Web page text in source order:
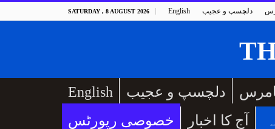
SATURDAY , 8 AUGUST 2026 English دلچسپ و عجیب
English دلچسپ و عجیب
خصوصی رپورٹس
آج کا اخبار